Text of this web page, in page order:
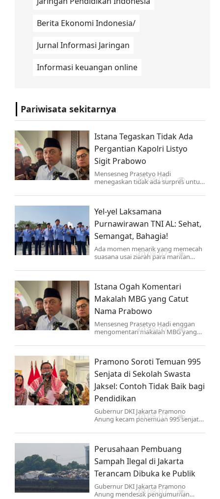
Berita Ekonomi Indonesia/
Jurnal Informasi Jaringan
Informasi keuangan online
Pariwisata sekitarnya
Istana Tegaskan Tidak Ada
Pergantian Kapolri Listyo
Sigit Prabowo
Mensesneg Prasetyo Hadi
menegaskan tidak ada surpres untuk
Sigit Prabowo.
08-07
Yel-yel Laksamana
Purnawirawan TNI AL: Sehat,
Semangat, Bahagia!
Ada momen menarik yang memecah
suasana usai ziarah para mantan
Laut di Taman Makam Pahlawan
08-07
Istana Ogah Komentari
Makalah MBG yang Catut
Nama Prabowo
Mensesneg Prasetyo Hadi enggan
mengomentari makalah MBG yang
pemerintah memilih fokus bekerja.
08-07
Pramono Soroti Temuan 995
Senjata di Sekolah Swasta
Jaksel: Contoh Tidak Baik bagi
Pendidikan
Gubernur DKI Jakarta Pramono
Anung kecam penemuan 995 senjata
sekolah swasta Kebayoran Lama.
08-07
Perusahaan Pembuang
Sampah Ilegal di Jakarta
Terancam Dibuka ke Publik
Gubernur DKI Jakarta Pramono
Anung mendesak pengumuman
08-07